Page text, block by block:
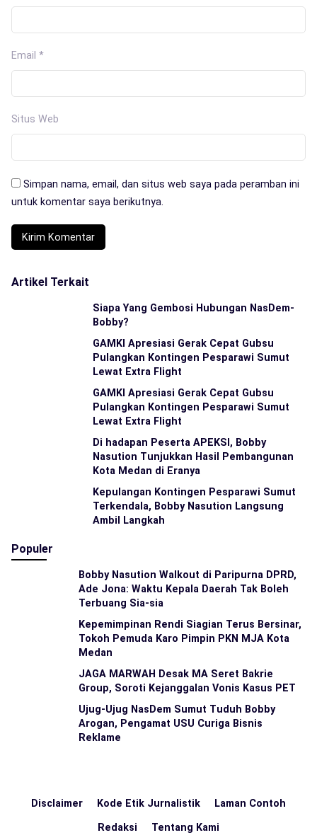
Email *
Situs Web
Simpan nama, email, dan situs web saya pada peramban ini
untuk komentar saya berikutnya.
Artikel Terkait
Siapa Yang Gembosi Hubungan NasDem-
Bobby?
GAMKI Apresiasi Gerak Cepat Gubsu
Pulangkan Kontingen Pesparawi Sumut
Lewat Extra Flight
GAMKI Apresiasi Gerak Cepat Gubsu
Pulangkan Kontingen Pesparawi Sumut
Lewat Extra Flight
Di hadapan Peserta APEKSI, Bobby
Nasution Tunjukkan Hasil Pembangunan
Kota Medan di Eranya
Kepulangan Kontingen Pesparawi Sumut
Terkendala, Bobby Nasution Langsung
Ambil Langkah
Populer
Bobby Nasution Walkout di Paripurna DPRD,
Ade Jona: Waktu Kepala Daerah Tak Boleh
Terbuang Sia-sia
Kepemimpinan Rendi Siagian Terus Bersinar,
Tokoh Pemuda Karo Pimpin PKN MJA Kota
Medan
JAGA MARWAH Desak MA Seret Bakrie
Group, Soroti Kejanggalan Vonis Kasus PET
Ujug-Ujug NasDem Sumut Tuduh Bobby
Arogan, Pengamat USU Curiga Bisnis
Reklame
Disclaimer Kode Etik Jurnalistik Laman Contoh
Redaksi Tentang Kami